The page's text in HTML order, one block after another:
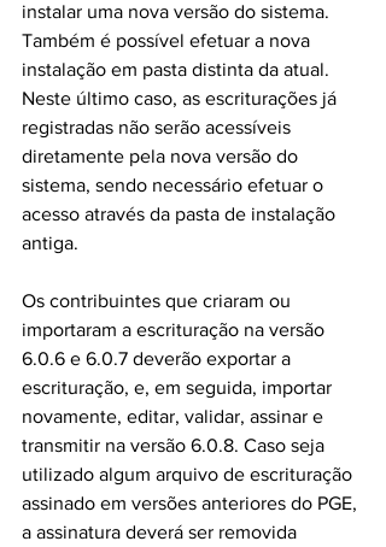
instalar uma nova versão do sistema.
Também é possível efetuar a nova
instalação em pasta distinta da atual.
Neste último caso, as escriturações já
registradas não serão acessíveis
diretamente pela nova versão do
sistema, sendo necessário efetuar o
acesso através da pasta de instalação
antiga.
Os contribuintes que criaram ou
importaram a escrituração na versão
6.0.6 e 6.0.7 deverão exportar a
escrituração, e, em seguida, importar
novamente, editar, validar, assinar e
transmitir na versão 6.0.8. Caso seja
utilizado algum arquivo de escrituração
assinado em versões anteriores do PGE,
a assinatura deverá ser removida